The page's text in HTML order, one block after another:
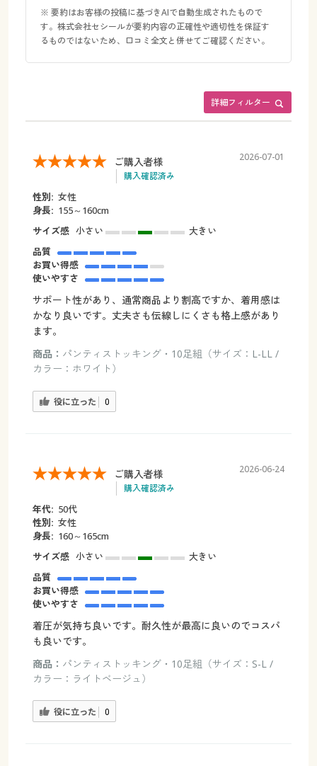
※ 要約はお客様の投稿に基づきAIで自動生成されたもので
す。株式会社セシールが要約内容の正確性や適切性を保証す
るものではないため、口コミ全文と併せてご確認ください。
詳細フィルター
ご購入者様
購入確認済み
2026-07-01
性別: 女性
身長: 155～160cm
サイズ感 小さい
大きい
品質
お買い得感
使いやすさ
サポート性があり、通常商品より割高ですか、着用感は
かなり良いです。丈夫さも伝線しにくさも格上感があり
ます。
商品： パンティストッキング・10足組（サイズ：L-LL /
カラー：ホワイト）
役に立った 0
ご購入者様
購入確認済み
2026-06-24
年代: 50代
性別: 女性
身長: 160～165cm
サイズ感 小さい
大きい
品質
お買い得感
使いやすさ
着圧が気持ち良いです。耐久性が最高に良いのでコスパ
も良いです。
商品： パンティストッキング・10足組（サイズ：S-L /
カラー：ライトベージュ）
役に立った 0